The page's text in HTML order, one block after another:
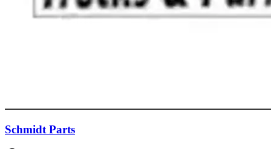
Schmidt Parts